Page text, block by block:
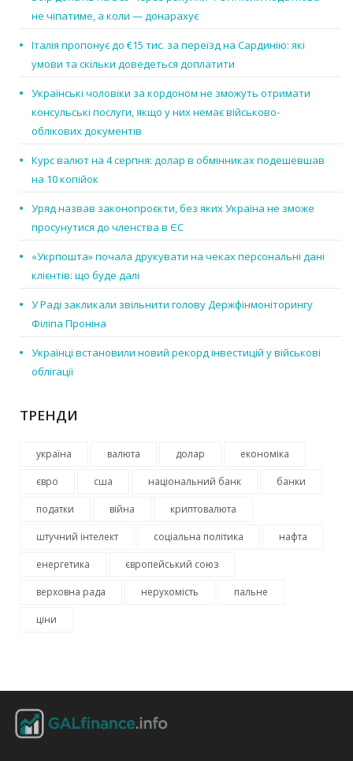
не чіпатиме, а коли — донарахує
Італія пропонує до €15 тис. за переїзд на Сардинію: які
умови та скільки доведеться доплатити
Українські чоловіки за кордоном не зможуть отримати
консульські послуги, якщо у них немає військово-
облікових документів
Курс валют на 4 серпня: долар в обмінниках подешевшав
на 10 копійок
Уряд назвав законопроєкти, без яких Україна не зможе
просунутися до членства в ЄС
«Укрпошта» почала друкувати на чеках персональні дані
клієнтів: що буде далі
У Раді закликали звільнити голову Держфінмоніторингу
Філіпа Проніна
Українці встановили новий рекорд інвестицій у військові
облігації
ТРЕНДИ
україна валюта долар економіка
євро сша національний банк банки
податки війна криптовалюта
штучний інтелект соціальна політика нафта
енергетика європейський союз
верховна рада нерухомість пальне
ціни